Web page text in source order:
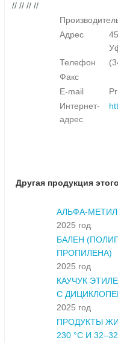
// // // //
Адрес
Телефон
Факс
E-mail
Интернет-
адрес
Другая продукция
АЛЬФА-
2025 год
БАЛЕН
ПРОПИЛЕНА)
2025 год
КАУЧУК
С
2025 год
ПРОДУКТЫ
230 °С И